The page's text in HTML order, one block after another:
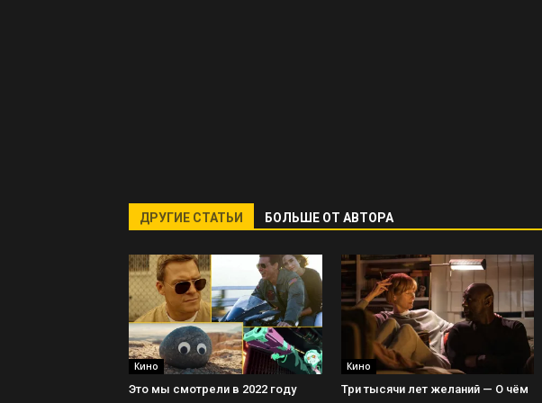
ДРУГИЕ СТАТЬИ БОЛЬШЕ ОТ АВТОРА
Кино
Это мы смотрели в 2022 году
Кино
Три тысячи лет желаний — О чём